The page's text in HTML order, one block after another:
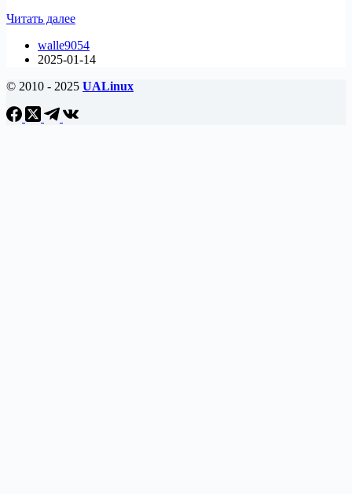
Читать далееКак
музыкальный
плеер
на
walle9054
2025-01-14
© 2010 - 2025 UALinux